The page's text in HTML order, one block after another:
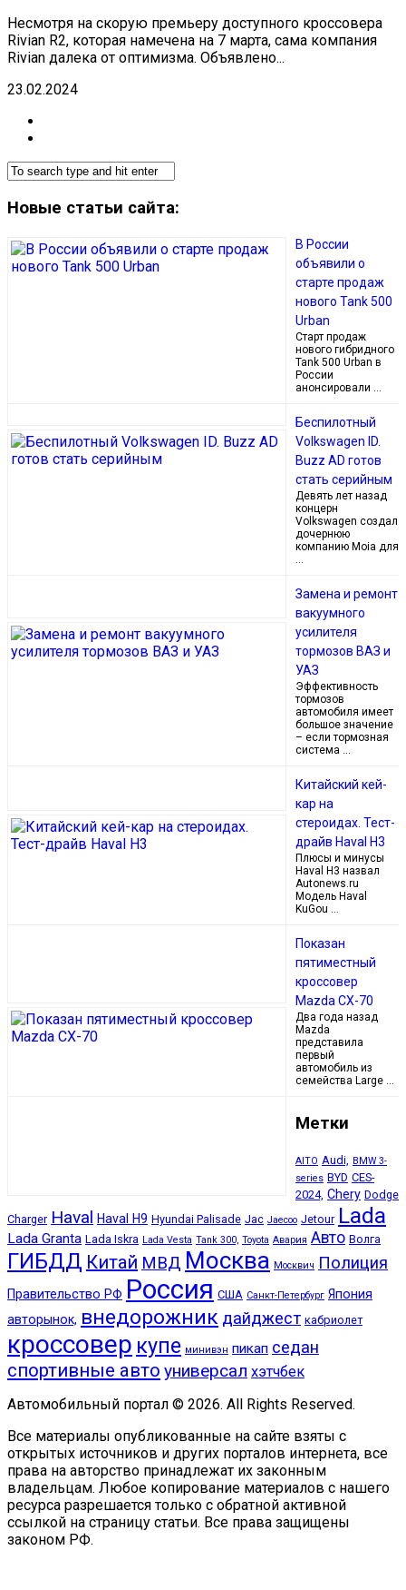
Несмотря на скорую премьеру доступного кроссовера
Rivian R2, которая намечена на 7 марта, сама компания
Rivian далека от оптимизма. Объявлено...
23.02.2024
Новые статьи сайта:
В России
объявили о
старте продаж
нового Tank 500
Urban
Старт продаж
нового гибридного
Tank 500 Urban в
России
анонсировали …
Беспилотный
Volkswagen ID.
Buzz AD готов
стать серийным
Девять лет назад
концерн
Volkswagen создал
дочернюю
компанию Moia для
Замена и ремонт
вакуумного
усилителя
тормозов ВАЗ и
УАЗ
Эффективность
тормозов
автомобиля имеет
большое значение
– если тормозная
система …
Китайский кей-
кар на
стероидах. Тест-
драйв Haval H3
Плюсы и минусы
Haval H3 назвал
Autonews.ru
Модель Haval
KuGou …
Показан
пятиместный
кроссовер
Mazda CX-70
Два года назад
Mazda
представила
первый
автомобиль из
семейства Large …
Метки
AITO Audi, BMW 3-
series BYD CES-
2024, Chery Dodge
Charger Haval Haval H9 Hyundai Palisade Jac Jaecoo Jetour Lada
Lada Granta Lada Iskra Lada Vesta Tank 300, Toyota Авария Авто Волга
ГИБДД Китай МВД Москва Москвич Полиция
Правительство РФ Россия США Санкт-Петербург Япония
авторынок, внедорожник дайджест кабриолет
кроссовер купе минивэн пикап седан
спортивные авто универсал хэтчбек
Автомобильный портал © 2026. All Rights Reserved.
Все материалы опубликованные на сайте взяты с
открытых источников и других порталов интернета, все
права на авторство принадлежат их законным
владельцам. Любое копирование материалов с нашего
ресурса разрешается только с обратной активной
ссылкой на страницу статьи. Все права защищены
законом РФ.